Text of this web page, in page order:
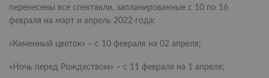
перенесены все спектакли, запланированные с 10 по 16
февраля на март и апрель 2022 года:
«Каменный цветок» – с 10 февраля на 02 апреля;
«Ночь перед Рождеством» – с 11 февраля на 1 апреля;